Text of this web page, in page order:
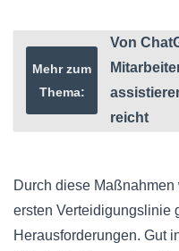
Mehr zum
Thema:
Von
reicht
Durch diese
ersten Verteidigungslinie
Herausforderungen. Gut